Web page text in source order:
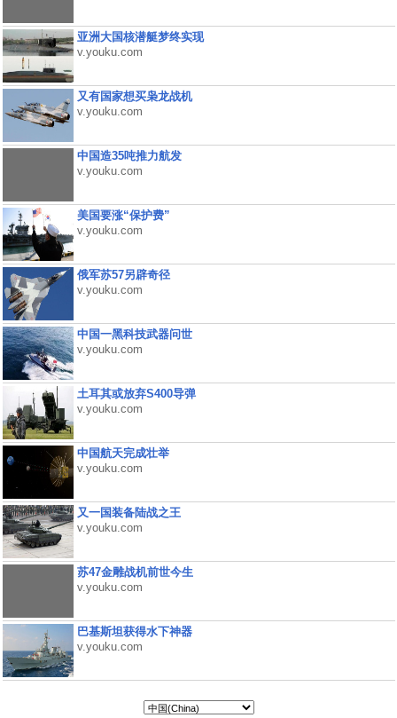
亚洲大国核潜艇梦终实现
v.youku.com
又有国家想买枭龙战机
v.youku.com
中国造35吨推力航发
v.youku.com
美国要涨“保护费”
v.youku.com
俄军苏57另辟奇径
v.youku.com
中国一黑科技武器问世
v.youku.com
土耳其或放弃S400导弹
v.youku.com
中国航天完成壮举
v.youku.com
又一国装备陆战之王
v.youku.com
苏47金雕战机前世今生
v.youku.com
巴基斯坦获得水下神器
v.youku.com